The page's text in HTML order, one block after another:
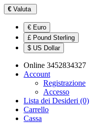
€ Valuta
€ Euro
£ Pound Sterling
$ US Dollar
Online 3452834327
Account
Registrazione
Accesso
Lista dei Desideri (0)
Carrello
Cassa